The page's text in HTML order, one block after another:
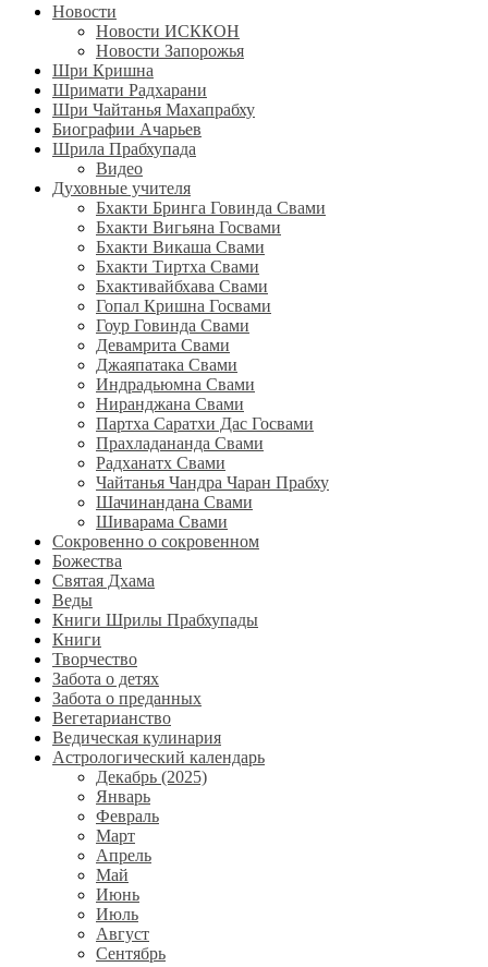
Новости
Новости ИСККОН
Новости Запорожья
Шри Кришна
Шримати Радхарани
Шри Чайтанья Махапрабху
Биографии Ачарьев
Шрила Прабхупада
Видео
Духовные учителя
Бхакти Бринга Говинда Свами
Бхакти Вигьяна Госвами
Бхакти Викаша Свами
Бхакти Тиртха Свами
Бхактивайбхава Свами
Гопал Кришна Госвами
Гоур Говинда Свами
Девамрита Свами
Джаяпатака Свами
Индрадьюмна Свами
Ниранджана Свами
Партха Саратхи Дас Госвами
Прахладананда Свами
Радханатх Свами
Чайтанья Чандра Чаран Прабху
Шачинандана Свами
Шиварама Свами
Сокровенно о сокровенном
Божества
Святая Дхама
Веды
Книги Шрилы Прабхупады
Книги
Творчество
Забота о детях
Забота о преданных
Вегетарианство
Ведическая кулинария
Астрологический календарь
Декабрь (2025)
Январь
Февраль
Март
Апрель
Май
Июнь
Июль
Август
Сентябрь